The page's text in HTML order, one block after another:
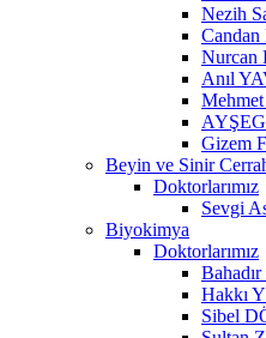
Nezih
Candan
Anıl
Gizem
Beyin ve Sinir
Doktorlarımız
Sevgi
Biyokimya
Doktorlarımız
Hakkı
Sibel